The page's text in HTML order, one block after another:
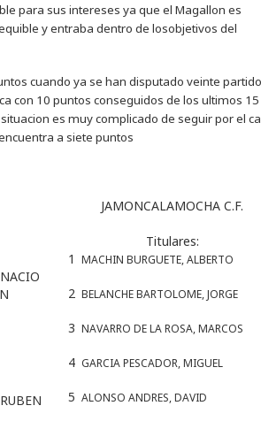
para sus intereses ya que el Magallon es
y entraba dentro de losobjetivos del
cuando ya se han disputado veinte
con 10 puntos conseguidos de los ultimos 15
es muy complicado de seguir por el
a siete puntos
JAMONCALAMOCHA C.F.
Titulares:
1 MACHIN BURGUETE, ALBERTO
2 BELANCHE BARTOLOME, JORGE
3 NAVARRO DE LA ROSA, MARCOS
4 GARCIA PESCADOR, MIGUEL
5 ALONSO ANDRES, DAVID